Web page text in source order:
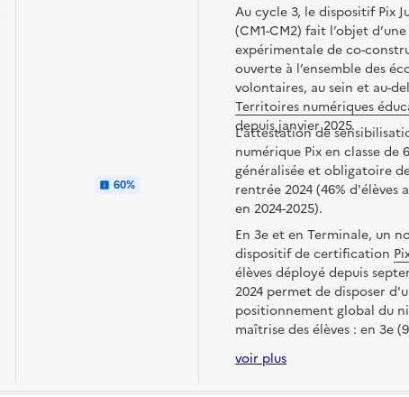
60%
Au cycle 3, le dispositif Pix
(CM1-CM2) fait l’objet
expérimentale de co-
ouverte à l’ensemble des
volontaires, au sein et au-
Territoires numériques
depuis janvier 2025.
L’attestation de
numérique Pix en classe de
généralisée et obligatoire
rentrée 2024 (46% d'élèves
en 2024-2025).
En 3e et en Terminale, un
dispositif de certification
élèves déployé depuis
2024 permet de disposer
positionnement global du
maîtrise des élèves : en 3e
élèves certifiés en 24-25), 4
sur 5 se situent à proximité
dessus duniveau attendu
voir plus